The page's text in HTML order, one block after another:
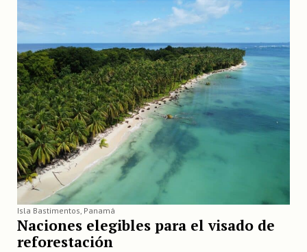
Isla Bastimentos, Panamá
Naciones elegibles para el visado de
reforestación